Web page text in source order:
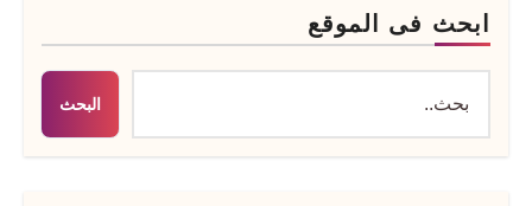
ابحث فى الموقع
البحث